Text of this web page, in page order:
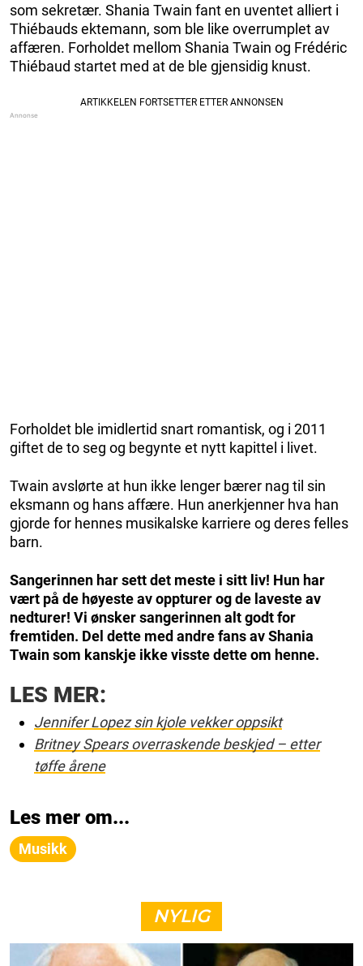
som sekretær. Shania Twain fant en uventet alliert i
Thiébauds ektemann, som ble like overrumplet av
affæren. Forholdet mellom Shania Twain og Frédéric
Thiébaud startet med at de ble gjensidig knust.
Forholdet ble imidlertid snart romantisk, og i 2011
giftet de to seg og begynte et nytt kapittel i livet.
Twain avslørte at hun ikke lenger bærer nag til sin
eksmann og hans affære. Hun anerkjenner hva han
gjorde for hennes musikalske karriere og deres felles
barn.
Sangerinnen har sett det meste i sitt liv! Hun har
vært på de høyeste av oppturer og de laveste av
nedturer! Vi ønsker sangerinnen alt godt for
fremtiden. Del dette med andre fans av Shania
Twain som kanskje ikke visste dette om henne.
LES MER:
Jennifer Lopez sin kjole vekker oppsikt
Britney Spears overraskende beskjed – etter
tøffe årene
Les mer om...
Musikk
NYLIG